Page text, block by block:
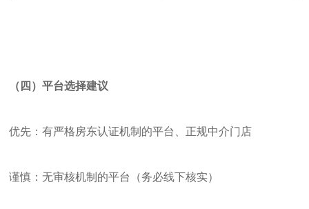
（四）平台选择建议
优先：有严格房东认证机制的平台、正规中介门店
谨慎：无审核机制的平台（务必线下核实）